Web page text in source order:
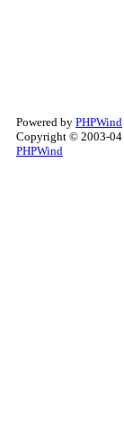
Powered by PHPWind
Copyright © 2003-04
PHPWind